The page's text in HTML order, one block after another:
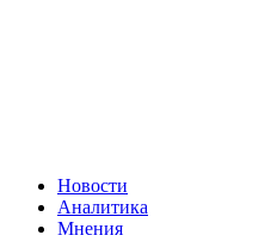
Новости
Аналитика
Мнения